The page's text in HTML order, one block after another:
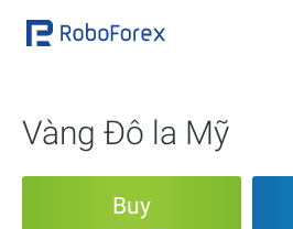
Vàng Đô la Mỹ
Buy